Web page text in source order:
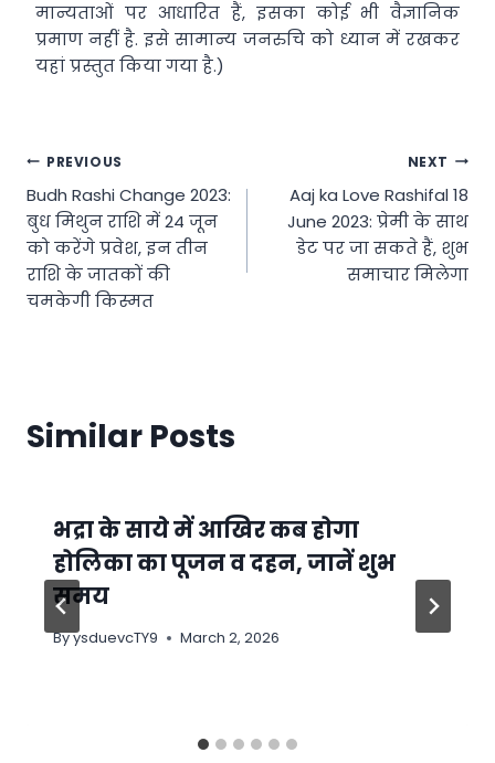
मान्यताओं पर आधारित हैं, इसका कोई भी वैज्ञानिक
प्रमाण नहीं है. इसे सामान्य जनरुचि को ध्यान में रखकर
यहां प्रस्तुत किया गया है.)
Post
navigation
PREVIOUS
Budh Rashi Change 2023:
बुध मिथुन राशि में 24 जून
को करेंगे प्रवेश, इन तीन
राशि के जातकों की
चमकेगी किस्मत
NEXT
Aaj ka Love Rashifal 18
June 2023: प्रेमी के साथ
डेट पर जा सकते हैं, शुभ
समाचार मिलेगा
Similar Posts
भद्रा के साये में आखिर कब होगा
होलिका का पूजन व दहन, जानें शुभ
समय
ByysduevcTY9 March 2, 2026